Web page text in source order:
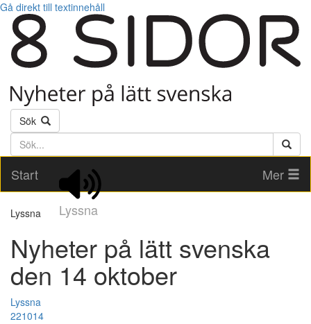
Gå direkt till textinnehåll
Sök
Söktext
Start
Lyssna
Mer
Lyssna
Nyheter på lätt svenska
den 14 oktober
Lyssna
221014